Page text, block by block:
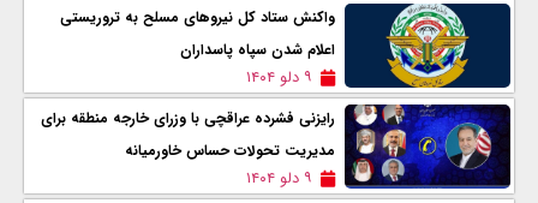
واکنش ستاد کل نیروهای مسلح به تروریستی
اعلام شدن سپاه پاسداران
۹ دلو ۱۴۰۴
رایزنی‌ فشرده عراقچی با وزرای خارجه منطقه برای
مدیریت تحولات حساس خاورمیانه
۹ دلو ۱۴۰۴